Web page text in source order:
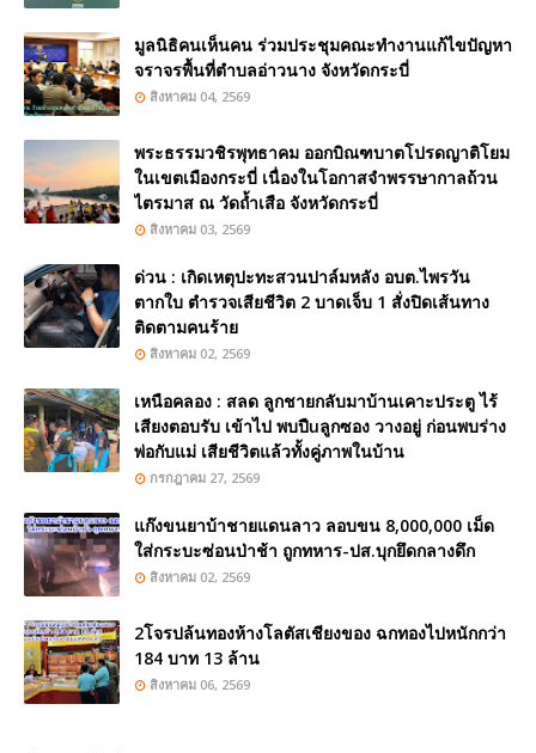
มูลนิธิคนเห็นคน ร่วมประชุมคณะทำงานแก้ไขปัญหา
จราจรพื้นที่ตำบลอ่าวนาง จังหวัดกระบี่
สิงหาคม 04, 2569
พระธรรมวชิรพุทธาคม ออกบิณฑบาตโปรดญาติโยม
ในเขตเมืองกระบี่ เนื่องในโอกาสจำพรรษากาลถ้วน
ไตรมาส ณ วัดถ้ำเสือ จังหวัดกระบี่
สิงหาคม 03, 2569
ด่วน : เกิดเหตุปะทะสวนปาล์มหลัง อบต.ไพรวัน
ตากใบ ตำรวจเสียชีวิต 2 บาดเจ็บ 1 สั่งปิดเส้นทาง
ติดตามคนร้าย
สิงหาคม 02, 2569
เหนือคลอง : สลด ลูกชายกลับมาบ้านเคาะประตู ไร้
เสียงตอบรับ เข้าไป พบปืuลูกซอง วางอยู่ ก่อนพบร่าง
พ่อกับแม่ เสียชีวิตแล้วทั้งคู่ภาพในบ้าน
กรกฎาคม 27, 2569
แก๊งขนยาบ้าชายแดนลาว ลอบขน 8,000,000 เม็ด
ใส่กระบะซ่อนป่าช้า ถูกทหาร-ปส.บุกยึดกลางดึก
สิงหาคม 02, 2569
2โจรปล้นทองห้างโลตัสเชียงของ ฉกทองไปหนักกว่า
184 บาท 13 ล้าน
สิงหาคม 06, 2569